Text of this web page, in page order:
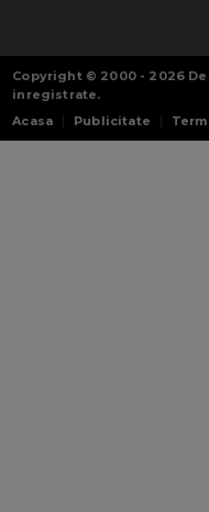
Copyright © 2000 - 2026
inregistrate.
Acasa
Publicitate